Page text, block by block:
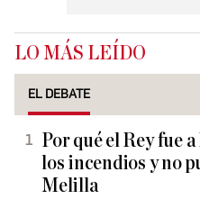
LO MÁS LEÍDO
EL DEBATE
Por qué el Rey fue
los incendios y no
Melilla